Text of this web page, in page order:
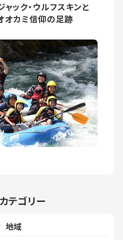
ャック・ウルフスキンと
オカミ信仰の足跡
カテゴリー
地域